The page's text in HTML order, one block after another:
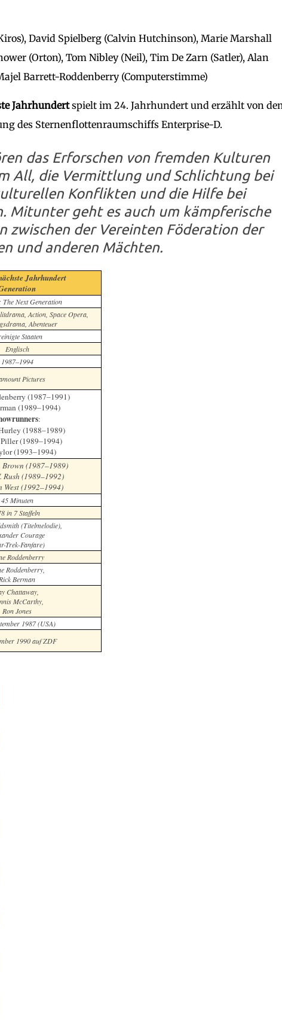
David Spielberg (Calvin Hutchinson), Marie Marshall
(Orton), Tom Nibley (Neil), Tim De Zarn (Satler), Alan
Barrett-Roddenberry (Computerstimme)
Jahrhundertspielt im 24. Jahrhundert und erzählt von
des Sternenflottenraumschiffs Enterprise-D.
das Erforschen von fremden Kulturen
All, die Vermittlung und Schlichtung bei
Konflikten und die Hilfe bei
Mitunter geht es auch um kämpferische
zwischen der Vereinten Föderation der
und anderen Mächten.
Jahrhundert
The Next Generation
Action, Space Opera,
Abenteuer
Staaten
Englisch
1987–1994
Pictures
(1987–1991)
(1989–1994)
:
(1988–1989)
(1989–1994)
(1993–1994)
Brown (1987–1989)
Rush (1989–1992)
West (1992–1994)
45 Minuten
in 7 Staffeln
(Titelmelodie),
Courage
Trek-Fanfare)
Roddenberry
Roddenberry,
Rick Berman
Chattaway,
McCarthy,
Ron Jones
1987 (USA)
1990 auf ZDF